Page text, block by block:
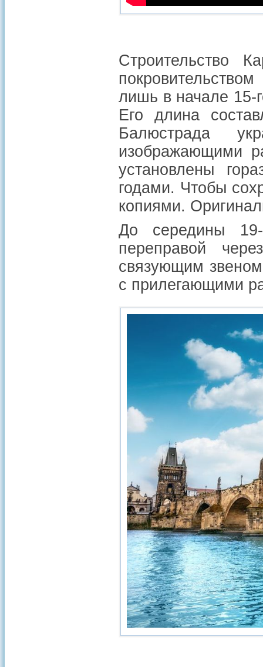
Строительство
лишь в начале 15-
Его длина
Балюстрада
изображающими
установлены
годами. Чтобы
копиями.
До середины
переправой
связующим
с прилегающими